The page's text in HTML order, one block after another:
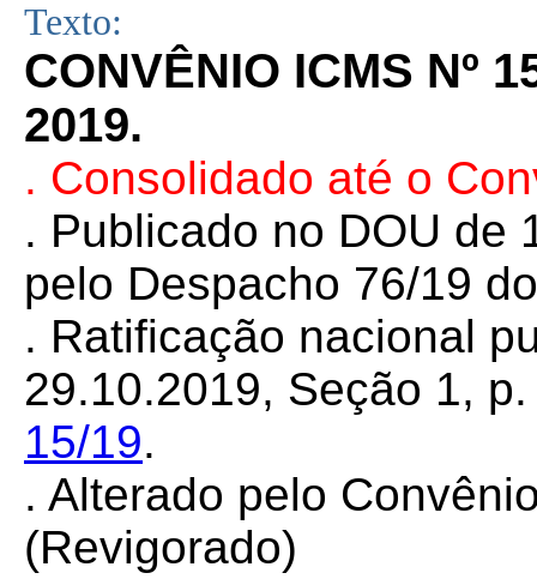
Texto:
CONVÊNIO ICMS Nº
2019.
. Consolidado até o
. Publicado no DOU de
pelo Despacho 76/19
. Ratificação nacional
29.10.2019, Seção 1,
15/19.
. Alterado pelo
(Revigorado)